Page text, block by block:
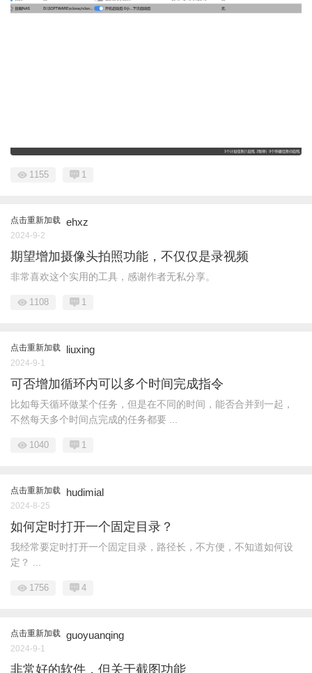
1155 1
点击重新加载 ehxz
2024-9-2
期望增加摄像头拍照功能，不仅仅是录视频
非常喜欢这个实用的工具，感谢作者无私分享。
1108 1
点击重新加载 liuxing
2024-9-1
可否增加循环内可以多个时间完成指令
比如每天循环做某个任务，但是在不同的时间，能否合并到一起，
不然每天多个时间点完成的任务都要 ...
1040 1
点击重新加载 hudimial
2024-8-25
如何定时打开一个固定目录？
我经常要定时打开一个固定目录，路径长，不方便，不知道如何设
定？ ...
1756 4
点击重新加载 guoyuanqing
2024-9-1
非常好的软件，但关于截图功能